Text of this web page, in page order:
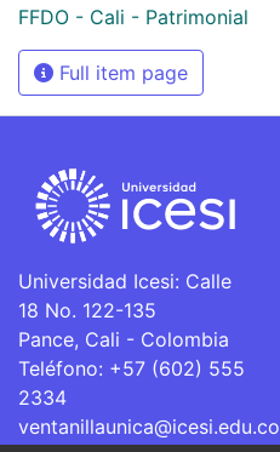
FFDO - Cali - Patrimonial
Full item page
Universidad Icesi: Calle
18 No. 122-135
Pance, Cali - Colombia
Teléfono: +57 (602) 555
2334
ventanillaunica@icesi.edu.co